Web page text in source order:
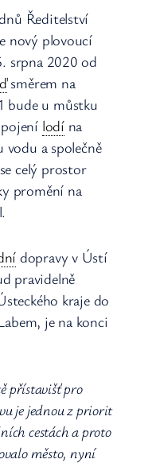
Ředitelství
nový plovoucí
srpna 2020 od
směrem na
bude u můstku
lodína
a společně
celý prostor
promění na
dopravy v Ústí
pravidelně
kraje do
je na konci
přístavišť pro
je jednou z priorit
cestách a proto
město, nyní